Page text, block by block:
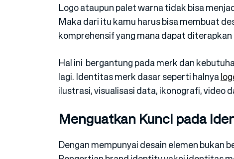
Logo ataupun palet warna tidak bisa
Maka dari itu kamu harus bisa membuat
komprehensif yang mana dapat
Hal ini bergantung pada merk dan
lagi. Identitas merk dasar seperti halnya
ilustrasi, visualisasi data, ikonografi, video
Menguatkan Kunci pada
Dengan mempunyai desain elemen bukan